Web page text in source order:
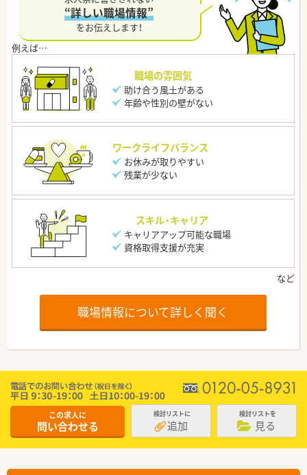
“詳しい職場情報”
をお伝えします！
職場の雰囲気
助け合う風土がある
年齢や性別の壁がない
ワークライフバランス
お休みが取りやすい
残業が少ない
スキル・キャリア
キャリアアップ可能な職場
資格取得支援が充実
職場情報について詳しく聞く
この求人に
問い合わせる
検討リストに
追加
検討リストを
見る